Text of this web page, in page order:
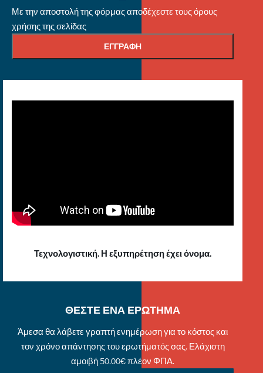
Με την αποστολή της φόρμας αποδέχεστε τους όρους
χρήσης της σελίδας
Τεχνολογιστική. Η εξυπηρέτηση έχει όνομα.
ΘΕΣΤΕ ΕΝΑ ΕΡΩΤΗΜΑ
Άμεσα θα λάβετε γραπτή ενημέρωση για το κόστος και
τον χρόνο απάντησης του ερωτήματός σας. Ελάχιστη
αμοιβή 50.00€ πλέον ΦΠΑ.